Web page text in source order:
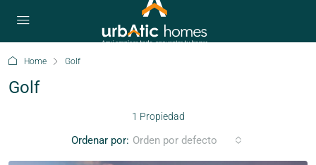
Home Golf
Golf
1 Propiedad
Ordenar por: Orden por defecto